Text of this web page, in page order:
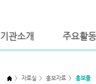
기관소개 주요활동
> 자료실 > 홍보자료 > 홍보물